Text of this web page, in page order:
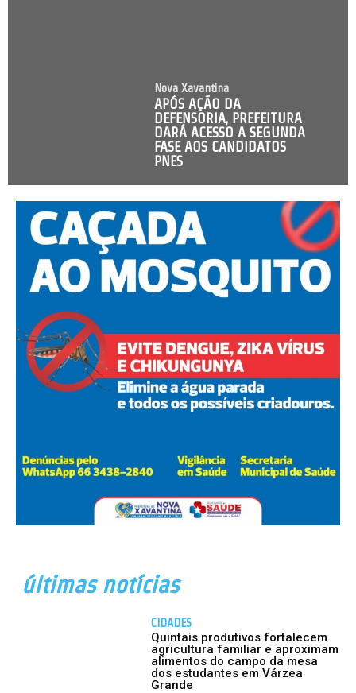
Nova Xavantina
APÓS AÇÃO DA
DEFENSORIA, PREFEITURA
DARÁ ACESSO A SEGUNDA
FASE AOS CANDIDATOS
PNES
últimas notícias
CIDADES
Quintais produtivos fortalecem
agricultura familiar e aproximam
alimentos do campo da mesa
dos estudantes em Várzea
Grande